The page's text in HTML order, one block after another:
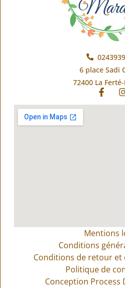
6 place Sadi
72400 La
Mentions
Conditions
Conditions de retour
Politique de
Conception Process